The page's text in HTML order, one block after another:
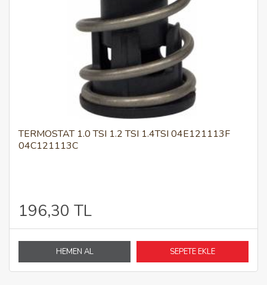
TERMOSTAT 1.0 TSI 1.2 TSI 1.4TSI 04E121113F
04C121113C
196,30 TL
HEMEN AL SEPETE EKLE